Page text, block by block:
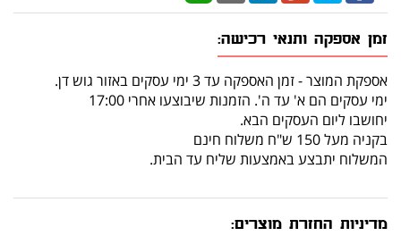
זמן אספקה ותנאי רכישה:
אספקת המוצר - זמן האספקה עד 3 ימי עסקים באזור גוש דן.
ימי עסקים הם א' עד ה'. הזמנות שיבוצעו אחרי 17:00
יחושבו ליום העסקים הבא.
בקניה מעל 150 ש"ח משלוח חינם
המשלוח יתבצע באמצעות שליח עד הבית.
מדיניות החזרת מוצרים: